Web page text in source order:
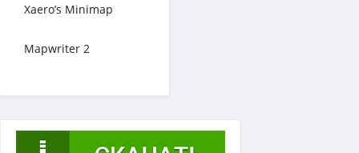
Xaero’s Minimap
Mapwriter 2